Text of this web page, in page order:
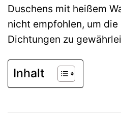
Duschens mit heißem
nicht empfohlen, um
Dichtungen zu
Inhalt